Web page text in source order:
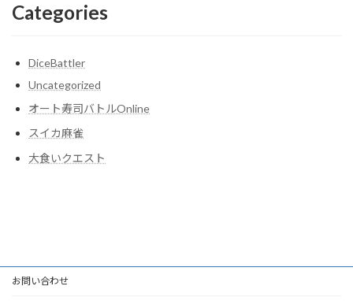
Categories
DiceBattler
Uncategorized
オート寿司バトルOnline
スイカ麻雀
大食いクエスト
お問い合わせ